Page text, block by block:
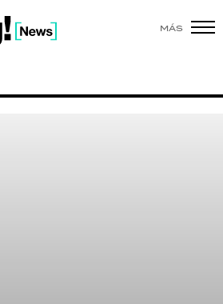
MÁS